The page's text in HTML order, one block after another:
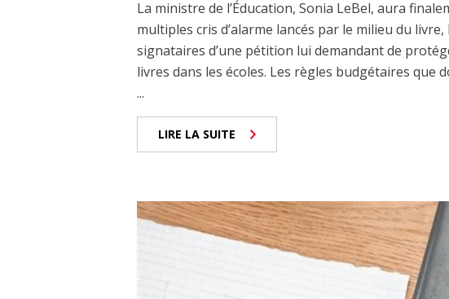
La ministre de l’Éducation, Sonia LeBel, aura
multiples cris d’alarme lancés par le milieu du
signataires d’une pétition lui demandant de
livres dans les écoles. Les règles budgétaires que
...
LIRE LA SUITE